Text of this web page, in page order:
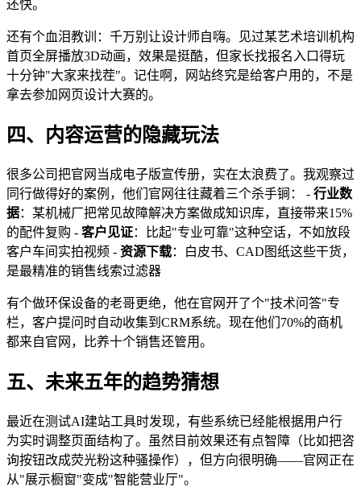
还快。
还有个血泪教训：千万别让设计师自嗨。见过某艺术培训机构
首页全屏播放3D动画，效果是挺酷，但家长找报名入口得玩
十分钟"大家来找茬"。记住啊，网站终究是给客户用的，不是
拿去参加网页设计大赛的。
四、内容运营的隐藏玩法
很多公司把官网当成电子版宣传册，实在太浪费了。我观察过
同行做得好的案例，他们官网往往藏着三个杀手锏： - 行业数
据：某机械厂把常见故障解决方案做成知识库，直接带来15%
的配件复购 - 客户见证：比起"专业可靠"这种空话，不如放段
客户车间实拍视频 - 资源下载：白皮书、CAD图纸这些干货，
是最精准的销售线索过滤器
有个做环保设备的老哥更绝，他在官网开了个"技术问答"专
栏，客户提问时自动收集到CRM系统。现在他们70%的商机
都来自官网，比养十个销售还管用。
五、未来五年的趋势猜想
最近在测试AI建站工具时发现，有些系统已经能根据用户行
为实时调整页面结构了。虽然目前效果还有点智障（比如把咨
询按钮改成荧光粉这种骚操作），但方向很明确——官网正在
从"展示橱窗"变成"智能营业厅"。